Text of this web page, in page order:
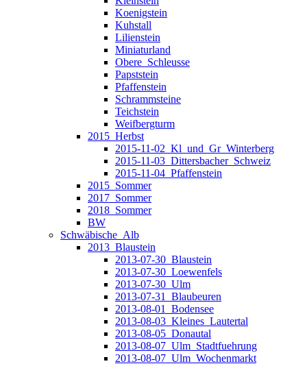
Koenigstein
Kuhstall
Lilienstein
Miniaturland
Obere_Schleusse
Papststein
Pfaffenstein
Schrammsteine
Teichstein
Weifbergturm
2015_Herbst
2015-11-02_Kl_und_Gr_Winterberg
2015-11-03_Dittersbacher_Schweiz
2015-11-04_Pfaffenstein
2015_Sommer
2017_Sommer
2018_Sommer
BW
Schwäbische_Alb
2013_Blaustein
2013-07-30_Blaustein
2013-07-30_Loewenfels
2013-07-30_Ulm
2013-07-31_Blaubeuren
2013-08-01_Bodensee
2013-08-03_Kleines_Lautertal
2013-08-05_Donautal
2013-08-07_Ulm_Stadtfuehrung
2013-08-07_Ulm_Wochenmarkt